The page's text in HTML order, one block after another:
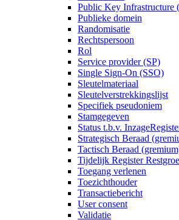
Public Key Infrastructure
Publieke domein
Randomisatie
Rechtspersoon
Rol
Service provider (SP)
Single Sign-On (SSO)
Sleutelmateriaal
Sleutelverstrekkingslijst
Specifiek pseudoniem
Stamgegeven
Status t.b.v.
Strategisch Beraad
Tactisch Beraad
Tijdelijk Register
Toegang verlenen
Toezichthouder
Transactiebericht
User consent
Validatie